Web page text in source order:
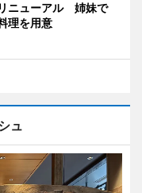
ニューアル 姉妹で
理を用意
ュ